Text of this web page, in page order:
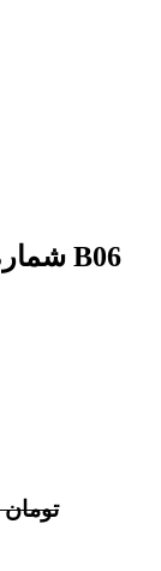
رژ گونه شون مدل Charming شماره B06
تومان